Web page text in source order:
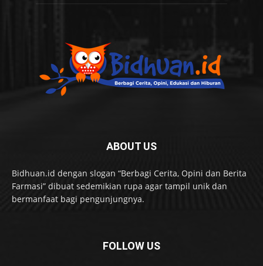
ABOUT US
Bidhuan.id dengan slogan “Berbagi Cerita, Opini dan Berita
Farmasi” dibuat sedemikian rupa agar tampil unik dan
bermanfaat bagi pengunjungnya.
FOLLOW US